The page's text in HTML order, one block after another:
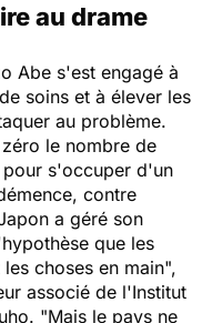
au drame
Abe s'est engagé à
soins et à élever les
au problème.
le nombre de
s'occuper d'un
contre
a géré son
que les
choses en main",
associé de l'Institut
"Mais le pays ne